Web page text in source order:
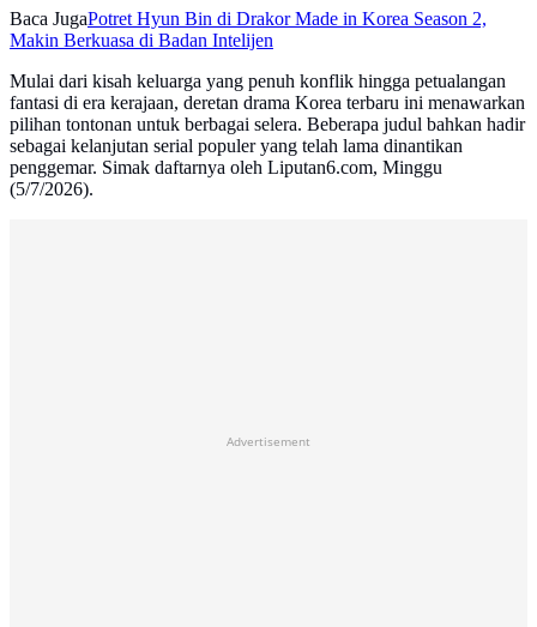
Baca JugaPotret Hyun Bin di Drakor Made in Korea Season 2,
Makin Berkuasa di Badan Intelijen
Mulai dari kisah keluarga yang penuh konflik hingga petualangan
fantasi di era kerajaan, deretan drama Korea terbaru ini menawarkan
pilihan tontonan untuk berbagai selera. Beberapa judul bahkan hadir
sebagai kelanjutan serial populer yang telah lama dinantikan
penggemar. Simak daftarnya oleh Liputan6.com, Minggu
(5/7/2026).
Advertisement